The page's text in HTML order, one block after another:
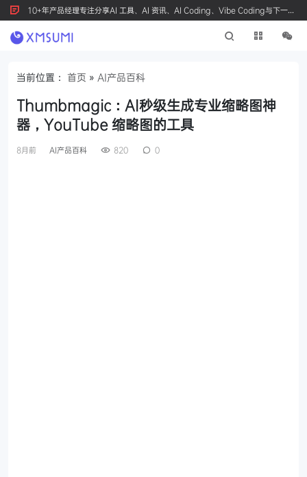
10+年产品经理专注分享AI 工具、AI 资讯、AI Coding、Vibe Coding与下一代
产品创新，按 Ctrl+D 收藏我们
当前位置： 首页 » AI产品百科
Thumbmagic：AI秒级生成专业缩略图神
器，YouTube 缩略图的工具
8月前 AI产品百科 820 0